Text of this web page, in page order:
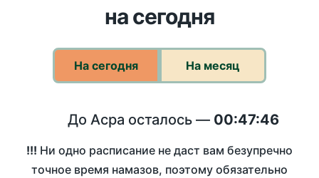
на сегодня
На сегодня На месяц
До Асра осталось — 00:47:46
!!! Ни одно расписание не даст вам безупречно
точное время намазов, поэтому обязательно